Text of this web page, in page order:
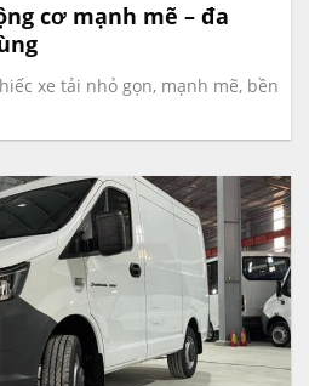
cơ mạnh mẽ – đa
xe tải nhỏ gọn, mạnh mẽ, bền